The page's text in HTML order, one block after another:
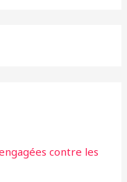
contre les